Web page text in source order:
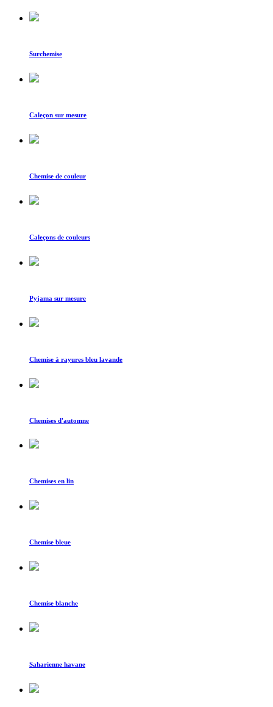
Surchemise
Caleçon sur mesure
Chemise de couleur
Caleçons de couleurs
Pyjama sur mesure
Chemise à rayures bleu lavande
Chemises d'automne
Chemises en lin
Chemise bleue
Chemise blanche
Saharienne havane